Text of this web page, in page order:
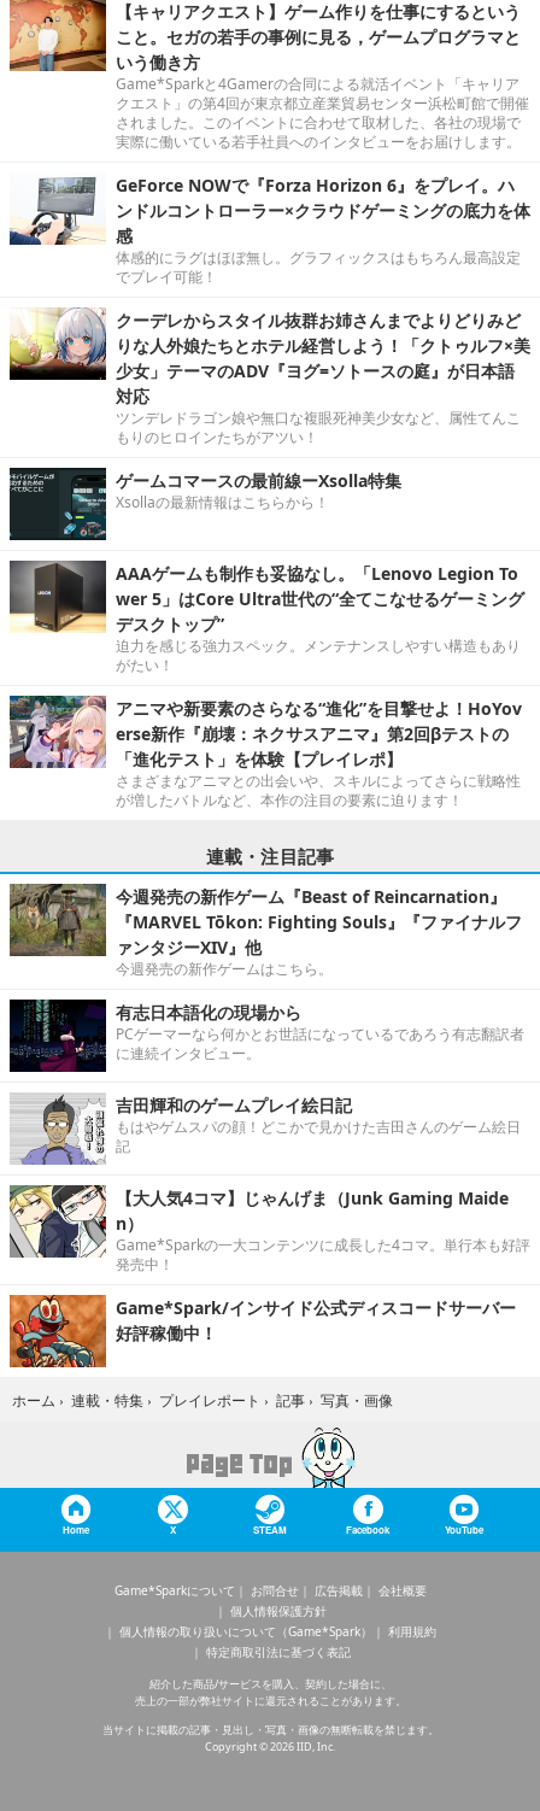
【キャリアクエスト】ゲーム作りを仕事にするという
こと。セガの若手の事例に見る，ゲームプログラマと
いう働き方
Game*Sparkと4Gamerの合同による就活イベント「キャリア
クエスト」の第4回が東京都立産業貿易センター浜松町館で開催
されました。このイベントに合わせて取材した、各社の現場で
実際に働いている若手社員へのインタビューをお届けします。
GeForce NOWで『Forza Horizon 6』をプレイ。ハ
ンドルコントローラー×クラウドゲーミングの底力を体
感
体感的にラグはほぼ無し。グラフィックスはもちろん最高設定
でプレイ可能！
クーデレからスタイル抜群お姉さんまでよりどりみど
りな人外娘たちとホテル経営しよう！「クトゥルフ×美
少女」テーマのADV『ヨグ=ソトースの庭』が日本語
対応
ツンデレドラゴン娘や無口な複眼死神美少女など、属性てんこ
もりのヒロインたちがアツい！
ゲームコマースの最前線ーXsolla特集
Xsollaの最新情報はこちらから！
AAAゲームも制作も妥協なし。「Lenovo Legion To
wer 5」はCore Ultra世代の“全てこなせるゲーミング
デスクトップ”
迫力を感じる強力スペック。メンテナンスしやすい構造もあり
がたい！
アニマや新要素のさらなる“進化”を目撃せよ！HoYov
erse新作『崩壊：ネクサスアニマ』第2回βテストの
「進化テスト」を体験【プレイレポ】
さまざまなアニマとの出会いや、スキルによってさらに戦略性
が増したバトルなど、本作の注目の要素に迫ります！
連載・注目記事
今週発売の新作ゲーム『Beast of Reincarnation』
『MARVEL Tōkon: Fighting Souls』『ファイナルフ
ァンタジーXIV』他
今週発売の新作ゲームはこちら。
有志日本語化の現場から
PCゲーマーなら何かとお世話になっているであろう有志翻訳者
に連続インタビュー。
吉田輝和のゲームプレイ絵日記
もはやゲムスパの顔！どこかで見かけた吉田さんのゲーム絵日
記
【大人気4コマ】じゃんげま（Junk Gaming Maide
n）
Game*Sparkの一大コンテンツに成長した4コマ。単行本も好評
発売中！
Game*Spark/インサイド公式ディスコードサーバー
好評稼働中！
ホーム › 連載・特集 › プレイレポート › 記事 › 写真・画像
Home X STEAM Facebook YouTube
Game*Sparkについて お問合せ 広告掲載
会社概要
個人情報保護方針
個人情報の取り扱いについて（Game*Spark）
利用規約
特定商取引法に基づく表記
紹介した商品/サービスを購入、契約した場合に、
売上の一部が弊社サイトに還元されることがあります。
当サイトに掲載の記事・見出し・写真・画像の無断転載を禁じます。
Copyright © 2026 IID, Inc.